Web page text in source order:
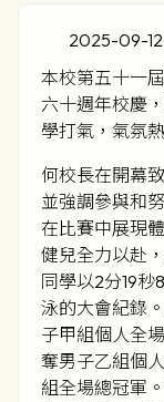
2025-09-
本校第五十一
六十週年校慶
學打氣，氣氛
何校長在開幕
並強調參與和
在比賽中展現
健兒全力以赴
同學以2分19
泳的大會紀錄
子甲組個人全
奪男子乙組個
組全場總冠軍